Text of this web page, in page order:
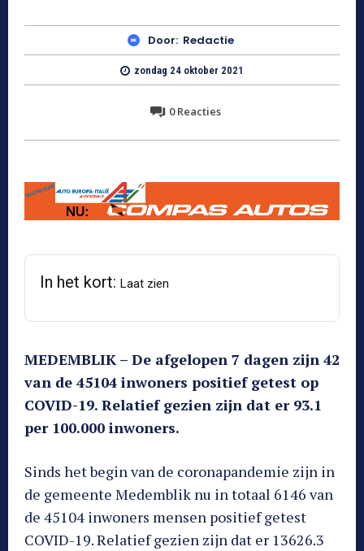
Door: Redactie
zondag 24 oktober 2021
0Reacties
In het kort: Laat zien
MEDEMBLIK – De afgelopen 7 dagen zijn 42
van de 45104 inwoners positief getest op
COVID-19. Relatief gezien zijn dat er 93.1
per 100.000 inwoners.
Sinds het begin van de coronapandemie zijn in
de gemeente Medemblik nu in totaal 6146 van
de 45104 inwoners mensen positief getest
COVID-19. Relatief gezien zijn dat er 13626.3